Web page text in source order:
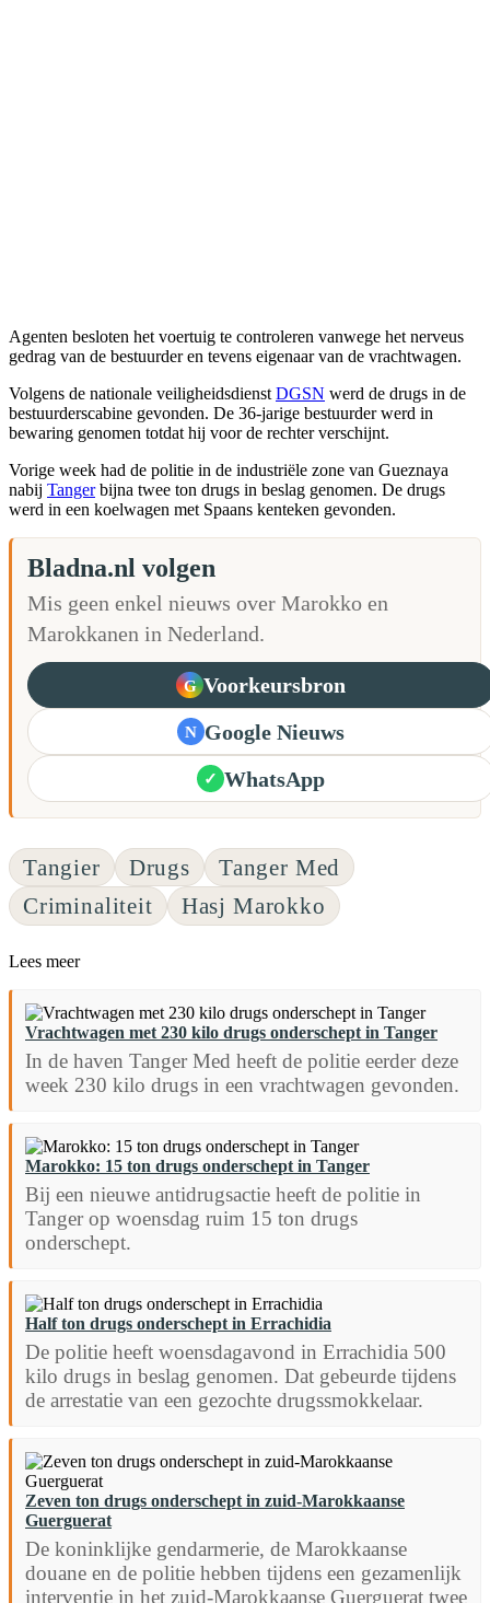
Agenten besloten het voertuig te controleren vanwege het nerveus
gedrag van de bestuurder en tevens eigenaar van de vrachtwagen.
Volgens de nationale veiligheidsdienst DGSN werd de drugs in de
bestuurderscabine gevonden. De 36-jarige bestuurder werd in
bewaring genomen totdat hij voor de rechter verschijnt.
Vorige week had de politie in de industriële zone van Gueznaya
nabij Tangerbijna twee ton drugs in beslag genomen. De drugs
werd in een koelwagen met Spaans kenteken gevonden.
Bladna.nl volgen
Mis geen enkel nieuws over Marokko en
Marokkanen in Nederland.
G Voorkeursbron
N Google Nieuws
✓ WhatsApp
Tangier Drugs
Tanger Med
Criminaliteit
Hasj Marokko
Lees meer
Vrachtwagen met 230 kilo drugs onderschept in Tanger
In de haven Tanger Med heeft de politie eerder deze
week 230 kilo drugs in een vrachtwagen gevonden.
Marokko: 15 ton drugs onderschept in Tanger
Bij een nieuwe antidrugsactie heeft de politie in
Tanger op woensdag ruim 15 ton drugs
onderschept.
Half ton drugs onderschept in Errachidia
De politie heeft woensdagavond in Errachidia 500
kilo drugs in beslag genomen. Dat gebeurde tijdens
de arrestatie van een gezochte drugssmokkelaar.
Zeven ton drugs onderschept in zuid-Marokkaanse
Guerguerat
De koninklijke gendarmerie, de Marokkaanse
douane en de politie hebben tijdens een gezamenlijk
interventie in het zuid-Marokkaanse Guerguerat twee